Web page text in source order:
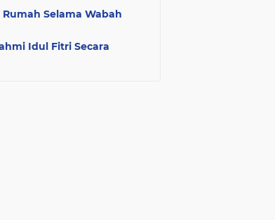
Selama Wabah
Idul Fitri Secara